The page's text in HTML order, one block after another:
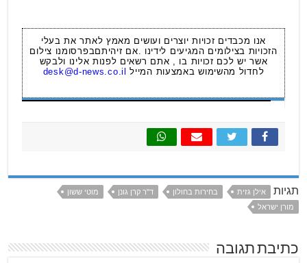
אנו מכבדים זכויות יוצרים ועושים מאמץ לאתר את בעלי
הזכויות בצילומים המגיעים לידינו .אם זיהיתםבפרסומנו צילום
אשר יש לכם זכויות בו , אתם רשאים לפנות אלינו ולבקש
לחדול מהשימוש באמצעות המייל desk@d-news.co.il
תגיות אילן גזית בחירות בחולון ד"ר קרן גונן
מוטי ששון
מורן ישראל
כתיבת תגובה